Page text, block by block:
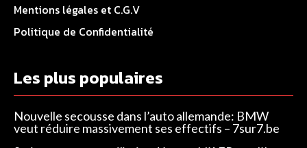
Mentions légales et C.G.V
Politique de Confidentialité
Les plus populaires
Nouvelle secousse dans l’auto allemande: BMW
veut réduire massivement ses effectifs – 7sur7.be